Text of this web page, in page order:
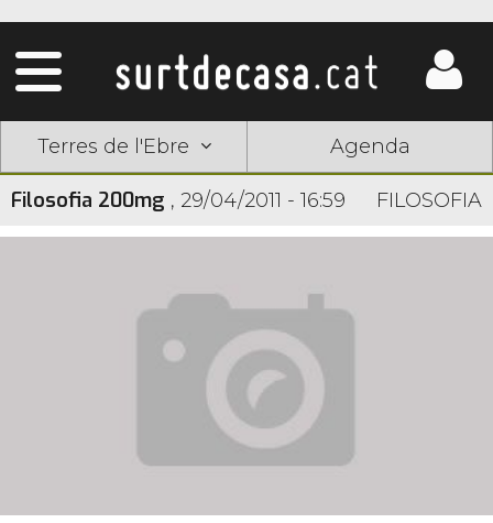
Terres de l'Ebre Agenda
Filosofia 200mg , 29/04/2011 - 16:59 FILOSOFIA